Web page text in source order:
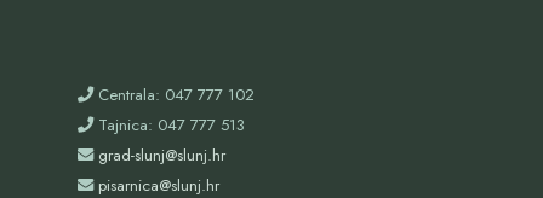
Centrala: 047 777 102
Tajnica: 047 777 513
grad-slunj@slunj.hr
pisarnica@slunj.hr